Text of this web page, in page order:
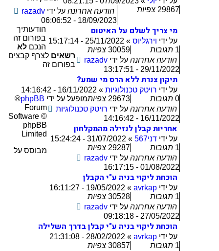
29867 צפיות הודעה אחרונה על ידי razadv
18/09/2023 - 06:06:52
מי צריך לשלם על האיטום
על ידי וירגליוס »
25/11/2022 - 15:17:14
1 תגובות 30059 צפיות
הודעה אחרונה על ידי razadv
29/11/2022 - 13:17:51
תיקון צנרת ללא הרס מי שמע?
על ידי רויטק טכנולוגיות »
16/11/2022 - 14:16:42
0 תגובות 29673 צפיות
הודעה אחרונה על ידי רויטק טכנולוגיות
16/11/2022 - 14:16:42
אחריות קבלן לנזילה מהמקלחון
על ידי דני567 »
31/07/2022 - 15:24:24
1 תגובות 29287 צפיות
הודעה אחרונה על ידי razadv
01/08/2022 - 16:17:15
הוכחת ליקוי בניה ע"י הקבלן
על ידי avrkap
»
19/05/2022 - 16:11:27
1 תגובות 30528 צפיות
הודעה אחרונה על ידי razadv
27/05/2022 - 09:18:18
הוכחת ליקוי בניה ע"י קבלן בדרך השלילה
על ידי avrkap
»
28/02/2022 - 21:31:08
1 תגובות 30857 צפיות
הודעותיך
בפורום זה
הנכם לא
רשאים לצרף קבצים
בפורום זה
מופעל על ידי phpBB
®
Forum
Software ©
phpBB
Limited
מבוסס על